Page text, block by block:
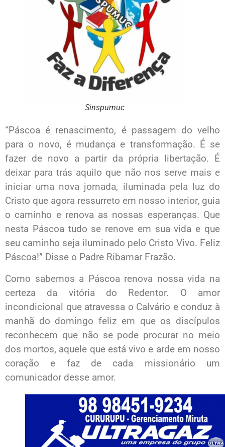
Sinspumuc
“Páscoa é renascimento, é passagem do velho
para o novo, é mudança e transformação. É se
fazer de novo a partir da própria libertação. É
deixar para trás aquilo que não nos serve mais e
iniciar uma nova jornada, iluminada pela luz do
Cristo que agora ressurreto em nosso interior, guia
o caminho e renova as nossas esperanças. Que
nesta Páscoa tudo se renove em sua vida e que
seu caminho seja iluminado pelo Cristo Vivo. Feliz
Páscoa!” Disse o Padre Ribamar Frazão.
Como sabemos a Páscoa renova nossa vida na
certeza da vitória do Redentor. O amor
incondicional que atravessa o Calvário e conduz à
manhã do domingo feliz em que os discípulos
reconhecem que não se pode procurar no meio
dos mortos, aquele que está vivo e arde em nosso
coração e faz de cada missionário um
comunicador desse amor.